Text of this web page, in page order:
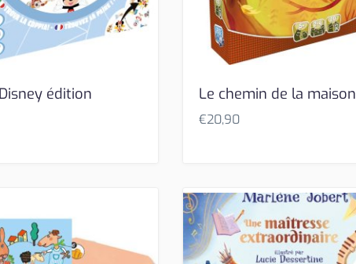
édition Le chemin de la maison
€20,90